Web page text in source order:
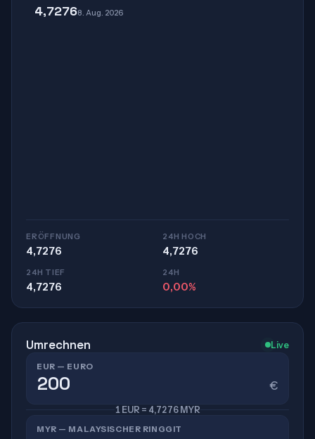
4,72768. Aug. 2026
ERÖFFNUNG
4,7276
24H HOCH
4,7276
24H TIEF
4,7276
24H
0,00%
Umrechnen Live
EUR — EURO
€
1 EUR = 4,7276 MYR
MYR — MALAYSISCHER RINGGIT